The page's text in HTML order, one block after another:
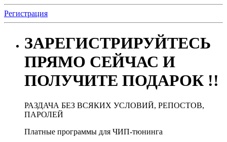
Регистрация
ЗАРЕГИСТРИРУЙТЕСЬ
ПРЯМО СЕЙЧАС И
ПОЛУЧИТЕ ПОДАРОК !!
РАЗДАЧА БЕЗ ВСЯКИХ УСЛОВИЙ, РЕПОСТОВ,
ПАРОЛЕЙ
Платные программы для ЧИП-тюнинга